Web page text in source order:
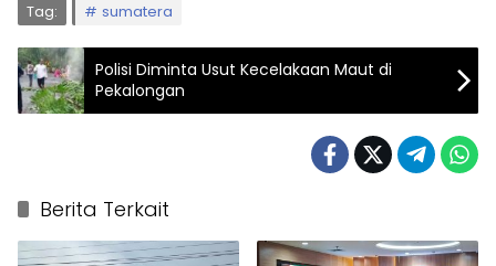
Tag: sumatera
Polisi Diminta Usut Kecelakaan Maut di
Pekalongan
Berita Terkait